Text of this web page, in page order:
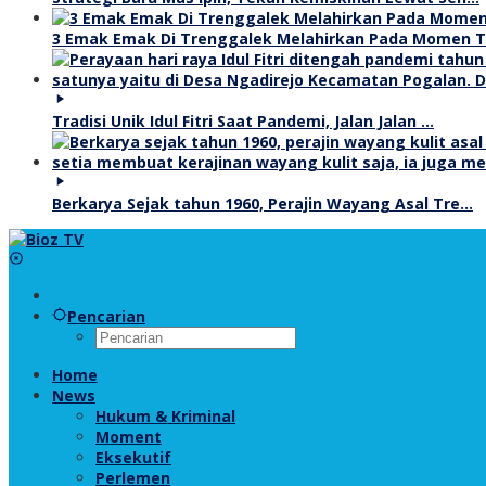
3 Emak Emak Di Trenggalek Melahirkan Pada Momen
Tradisi Unik Idul Fitri Saat Pandemi, Jalan Jalan …
Berkarya Sejak tahun 1960, Perajin Wayang Asal Tre…
Pencarian
Home
News
Hukum & Kriminal
Moment
Eksekutif
Perlemen